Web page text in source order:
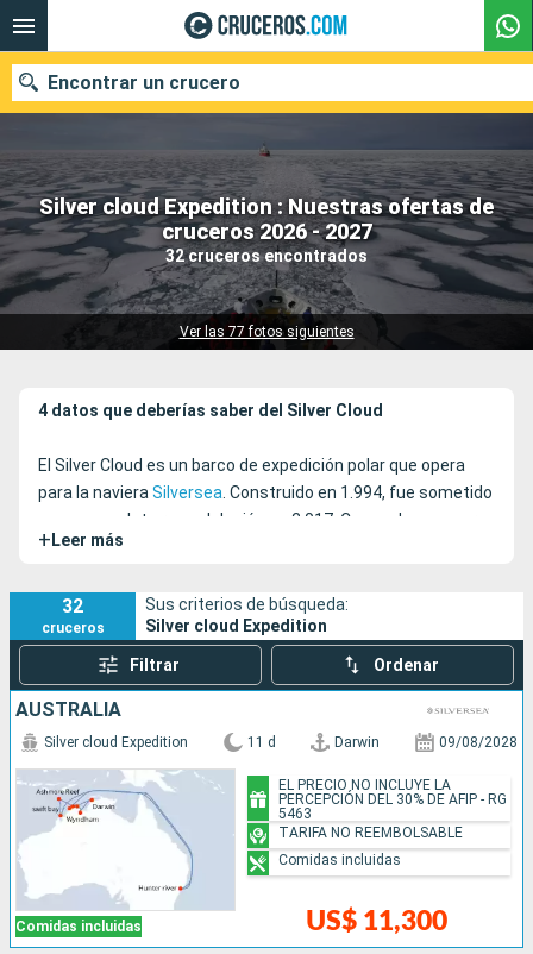
Silver cloud Expedition : Nuestras ofertas de
cruceros 2026 - 2027
32 cruceros encontrados
Ver las 77 fotos siguientes
Encontrar un crucero
Nuestros destinos
Fecha de salida
Compañías
4 datos que deberías saber del Silver Cloud
El Silver Cloud es un barco de expedición polar que opera
para la navieraSilversea. Construido en 1.994, fue sometido
a una completa remodelación en 2.017. Capaz de navegar a
las regiones más remotas del planeta, este barco de lujo
de hielo y de su naturaleza.
+ Leer más
32
cruceros
Sus criterios de búsqueda:
Silver cloud Expedition
Filtrar Ordenar
AUSTRALIA
Comidas incluidas
Silver cloud Expedition 11 d Darwin 09/08/2028
US$ 11,300
EL PRECIO NO INCLUYE LA
PERCEPCIÓN DEL 30% DE AFIP - RG
5463
TARIFA NO REEMBOLSABLE
Comidas incluidas